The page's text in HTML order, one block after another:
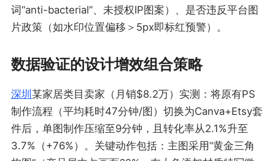
词“anti-bacterial”、未授权IP图案）、是否违反平台图
片政策（如水印位置偏移＞5px即标红预警）。
数据验证的设计增效组合策略
深圳 某家居类目卖家（月销$8.2万）实测：将原有PS
制作流程（平均耗时47分钟/图）切换为Canva+Etsy套
件后，单图制作压缩至9分钟，且转化率从2.1%升至
3.7%（+76%）。关键动作包括：主图采用“黄金三角